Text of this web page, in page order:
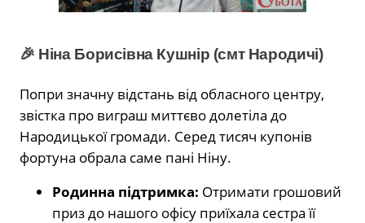
🎉 Ніна Борисівна Кушнір (смт Народичі)
Попри значну відстань від обласного центру,
звістка про виграш миттєво долетіла до
Народицької громади. Серед тисяч купонів
фортуна обрала саме пані Ніну.
Родинна підтримка: Отримати грошовий
приз до нашого офісу приїхала сестра її